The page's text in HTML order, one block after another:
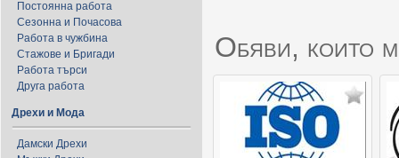
Постоянна работа
Сезонна и Почасова
Работа в чужбина
Стажове и Бригади
Работа търси
Друга работа
Дрехи и Мода
Дамски Дрехи
Обяви, които